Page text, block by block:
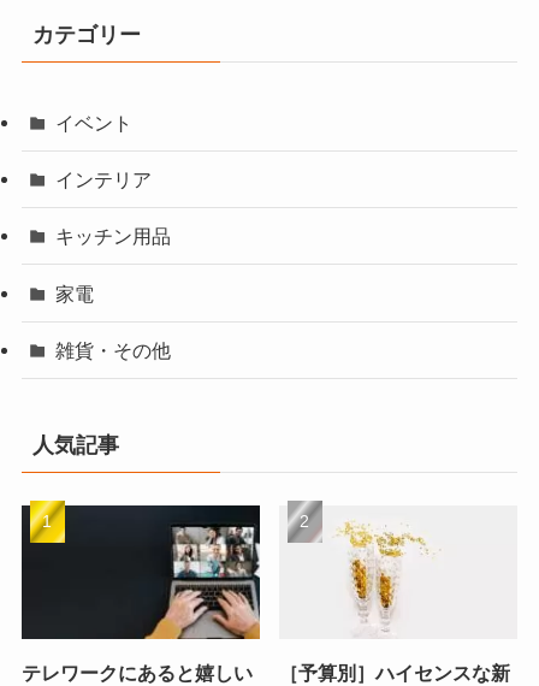
カテゴリー
イベント
インテリア
キッチン用品
家電
雑貨・その他
人気記事
テレワークにあると嬉しい
［予算別］ハイセンスな新